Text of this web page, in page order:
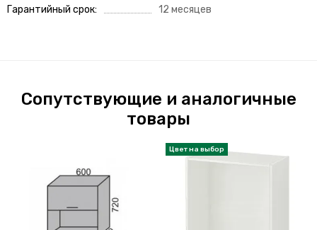
Гарантийный срок 12 месяцев
Сопутствующие и аналогичные
товары